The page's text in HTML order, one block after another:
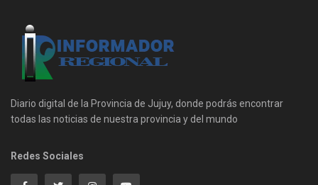
Diario digital de la Provincia de Jujuy, donde podrás encontrar
todas las noticias de nuestra provincia y del mundo
Redes Sociales